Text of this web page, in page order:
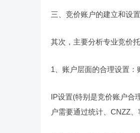
三、竞价账户的建立和设置
其次，主要分析专业竞价
1、账户层面的合理设置
IP设置(特别是竞价账户合
户需要通过统计、CNZZ